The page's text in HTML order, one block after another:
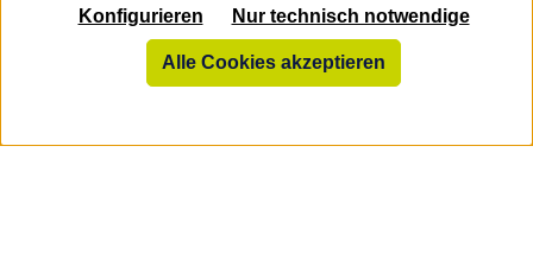
dentalkiosk.de
Nur technisch notwendige
Konfigurieren
Alle Cookies akzeptieren